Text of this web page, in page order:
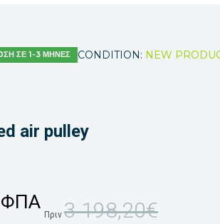
ΣΕ 1-3 ΜΗΝΕΣ CONDITION: NEW
air pulley
ΦΠΑ
Πριν 3 198,20€